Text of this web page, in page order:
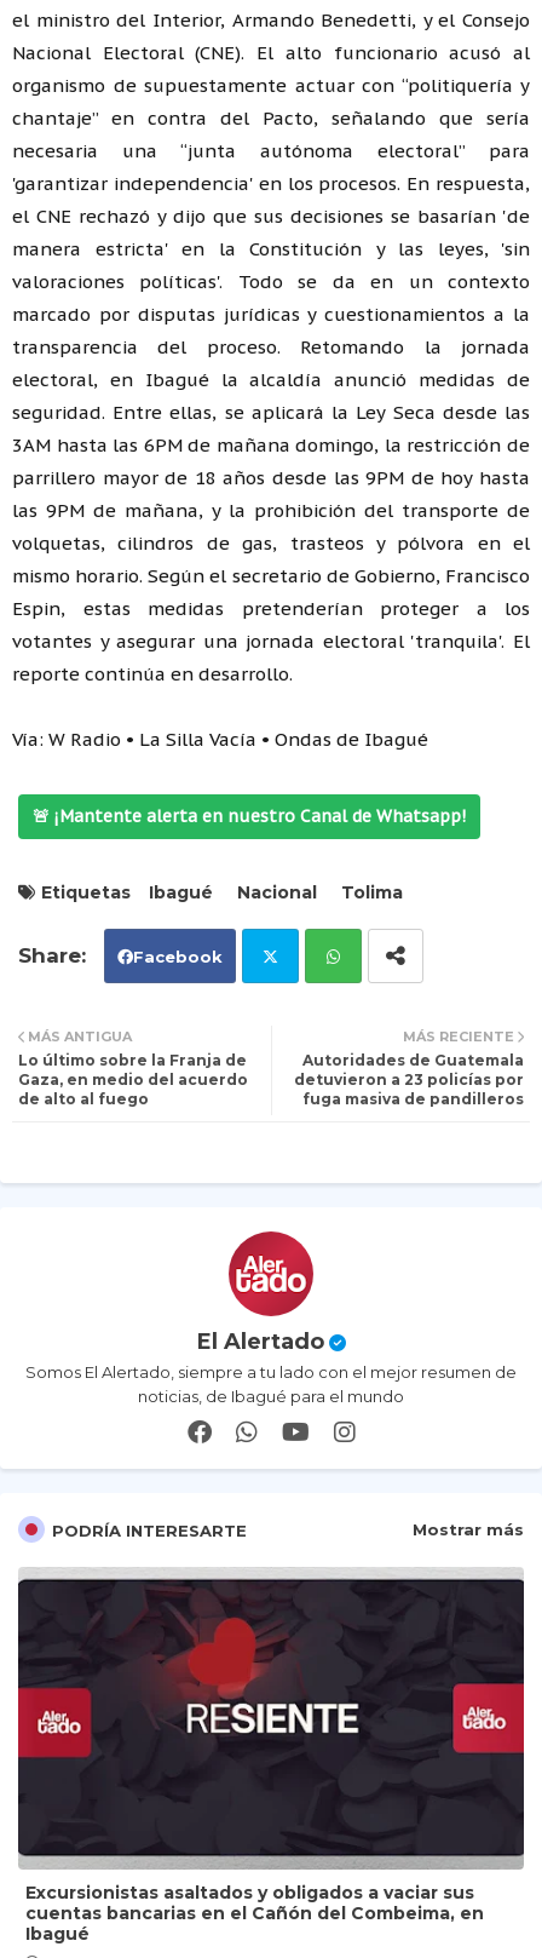
el ministro del Interior, Armando Benedetti, y el Consejo
Nacional Electoral (CNE). El alto funcionario acusó al
organismo de supuestamente actuar con “politiquería y
chantaje” en contra del Pacto, señalando que sería
necesaria una “junta autónoma electoral” para
'garantizar independencia' en los procesos. En respuesta,
el CNE rechazó y dijo que sus decisiones se basarían 'de
manera estricta' en la Constitución y las leyes, 'sin
valoraciones políticas'. Todo se da en un contexto
marcado por disputas jurídicas y cuestionamientos a la
transparencia del proceso. Retomando la jornada
electoral, en Ibagué la alcaldía anunció medidas de
seguridad. Entre ellas, se aplicará la Ley Seca desde las
3AM hasta las 6PM de mañana domingo, la restricción de
parrillero mayor de 18 años desde las 9PM de hoy hasta
las 9PM de mañana, y la prohibición del transporte de
volquetas, cilindros de gas, trasteos y pólvora en el
mismo horario. Según el secretario de Gobierno, Francisco
Espin, estas medidas pretenderían proteger a los
votantes y asegurar una jornada electoral 'tranquila'. El
reporte continúa en desarrollo.
Vía: W Radio • La Silla Vacía • Ondas de Ibagué
🚨 ¡Mantente alerta en nuestro Canal de Whatsapp!
Etiquetas Ibagué Nacional Tolima
Facebook
ats
MÁS RECIENTE
Autoridades de Guatemala
detuvieron a 23 policías por
fuga masiva de pandilleros
MÁS ANTIGUA
Lo último sobre la Franja de
Gaza, en medio del acuerdo
de alto al fuego
El Alertado
Somos El Alertado, siempre a tu lado con el mejor resumen de
noticias, de Ibagué para el mundo
PODRÍA INTERESARTE Mostrar más
Excursionistas asaltados y obligados a vaciar sus
cuentas bancarias en el Cañón del Combeima, en
Ibagué